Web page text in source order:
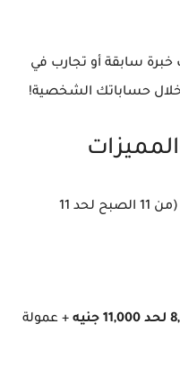
سابقة أو تجارب في
حساباتك الشخصية!
دوام كامل (من 11 الصبح لحد 11
جنيه
+ عمولة